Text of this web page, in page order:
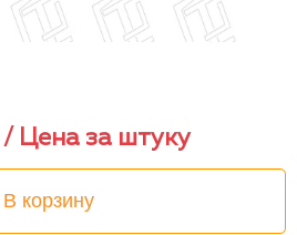
/ Цена за штуку
В корзину